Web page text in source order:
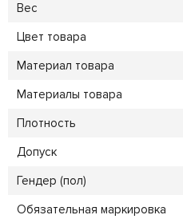
Вес
Цвет товара
Материал товара
Материалы товара
Плотность
Допуск
Гендер (пол)
Обязательная маркировка